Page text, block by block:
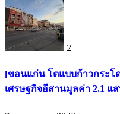
2
[ขอนแก่น โตแบบก้าวกระโ
เศรษฐกิจอีสานมูลค่า 2.1 แส